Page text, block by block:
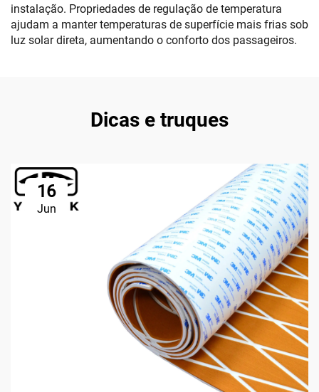
instalação. Propriedades de regulação de temperatura
ajudam a manter temperaturas de superfície mais frias sob
luz solar direta, aumentando o conforto dos passageiros.
Dicas e truques
16
Jun